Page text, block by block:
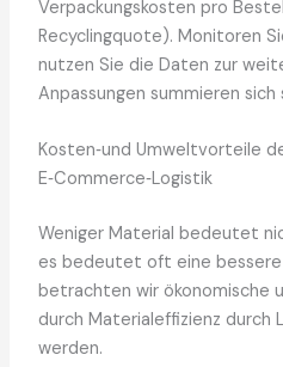
Verpackungskosten pro
Recyclingquote). Monitoren
nutzen Sie die Daten zur
Anpassungen summieren sich
Kosten‑und Umweltvorteile
E‑Commerce‑Logistik
Weniger Material bedeutet
es bedeutet oft eine bessere
betrachten wir ökonomische
durch Materialeffizienz durch
werden.